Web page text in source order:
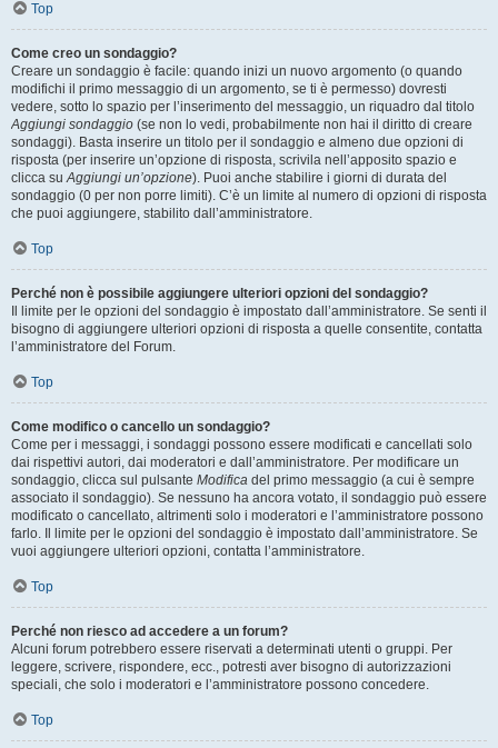
Top
Come creo un sondaggio?
Creare un sondaggio è facile: quando inizi un nuovo argomento (o quando
modifichi il primo messaggio di un argomento, se ti è permesso) dovresti
vedere, sotto lo spazio per l’inserimento del messaggio, un riquadro dal titolo
Aggiungi sondaggio (se non lo vedi, probabilmente non hai il diritto di creare
sondaggi). Basta inserire un titolo per il sondaggio e almeno due opzioni di
risposta (per inserire un’opzione di risposta, scrivila nell’apposito spazio e
clicca suAggiungi un’opzione). Puoi anche stabilire i giorni di durata del
sondaggio (0 per non porre limiti). C’è un limite al numero di opzioni di risposta
che puoi aggiungere, stabilito dall’amministratore.
Top
Perché non è possibile aggiungere ulteriori opzioni del sondaggio?
Il limite per le opzioni del sondaggio è impostato dall’amministratore. Se senti il
bisogno di aggiungere ulteriori opzioni di risposta a quelle consentite, contatta
l’amministratore del Forum.
Top
Come modifico o cancello un sondaggio?
Come per i messaggi, i sondaggi possono essere modificati e cancellati solo
dai rispettivi autori, dai moderatori e dall’amministratore. Per modificare un
sondaggio, clicca sul pulsante Modifica del primo messaggio (a cui è sempre
associato il sondaggio). Se nessuno ha ancora votato, il sondaggio può essere
modificato o cancellato, altrimenti solo i moderatori e l’amministratore possono
farlo. Il limite per le opzioni del sondaggio è impostato dall’amministratore. Se
vuoi aggiungere ulteriori opzioni, contatta l’amministratore.
Top
Perché non riesco ad accedere a un forum?
Alcuni forum potrebbero essere riservati a determinati utenti o gruppi. Per
leggere, scrivere, rispondere, ecc., potresti aver bisogno di autorizzazioni
speciali, che solo i moderatori e l’amministratore possono concedere.
Top